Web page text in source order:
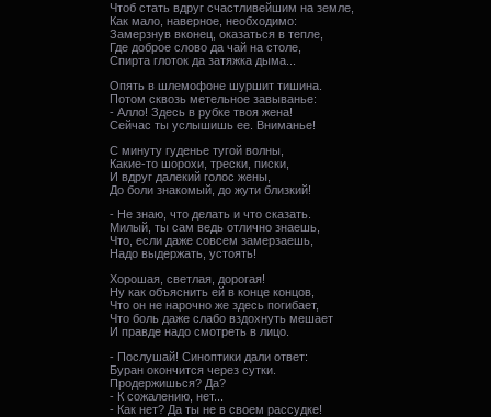
Чтоб стать вдруг счастливейшим на земле,
Как мало, наверное, необходимо:
Замерзнув вконец, оказаться в тепле,
Где доброе слово да чай на столе,
Спирта глоток да затяжка дыма...
Опять в шлемофоне шуршит тишина.
Потом сквозь метельное завыванье:
- Алло! Здесь в рубке твоя жена!
Сейчас ты услышишь ее. Вниманье!
С минуту гуденье тугой волны,
Какие-то шорохи, трески, писки,
И вдруг далекий голос жены,
До боли знакомый, до жути близкий!
- Не знаю, что делать и что сказать.
Милый, ты сам ведь отлично знаешь,
Что, если даже совсем замерзаешь,
Надо выдержать, устоять!
Хорошая, светлая, дорогая!
Ну как объяснить ей в конце концов,
Что он не нарочно же здесь погибает,
Что боль даже слабо вздохнуть мешает
И правде надо смотреть в лицо.
- Послушай! Синоптики дали ответ:
Буран окончится через сутки.
Продержишься? Да?
- К сожалению, нет...
- Как нет? Да ты не в своем рассудке!